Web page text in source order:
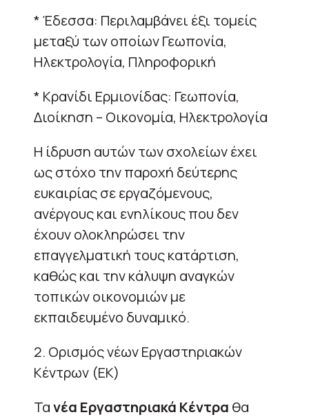
* Έδεσσα: Περιλαμβάνει έξι τομείς
μεταξύ των οποίων Γεωπονία,
Ηλεκτρολογία, Πληροφορική
* Κρανίδι Ερμιονίδας: Γεωπονία,
Διοίκηση – Οικονομία, Ηλεκτρολογία
Η ίδρυση αυτών των σχολείων έχει
ως στόχο την παροχή δεύτερης
ευκαιρίας σε εργαζόμενους,
ανέργους και ενηλίκους που δεν
έχουν ολοκληρώσει την
επαγγελματική τους κατάρτιση,
καθώς και την κάλυψη αναγκών
τοπικών οικονομιών με
εκπαιδευμένο δυναμικό.
2. Ορισμός νέων Εργαστηριακών
Κέντρων (ΕΚ)
Τανέα Εργαστηριακά Κέντρα θα